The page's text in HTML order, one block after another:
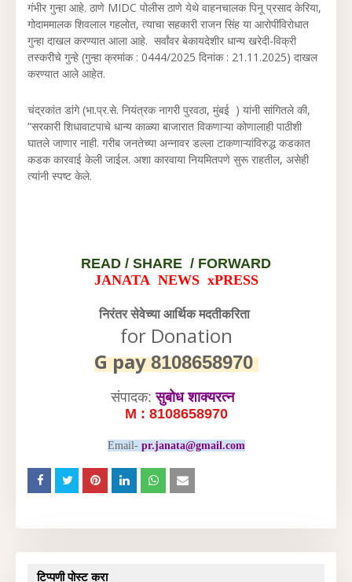
गंभीर गुन्हा आहे. ठाणे MIDC पोलीस ठाणे येथे वाहनचालक पिनू प्रसाद केरिया,
गोदाममालक शिवलाल गहलोत, त्याचा सहकारी राजन सिंह या आरोपींविरोधात
गुन्हा दाखल करण्यात आला आहे. सर्वांवर बेकायदेशीर धान्य खरेदी-विक्री
तस्करीचे गुन्हे (गुन्हा क्रमांक : 0444/2025 दिनांक : 21.11.2025) दाखल
करण्यात आले आहेत.
चंद्रकांत डांगे (भा.प्र.से. नियंत्रक नागरी पुरवठा, मुंबई ) यांनी सांगितले की,
“सरकारी शिधावाटपाचे धान्य काळ्या बाजारात विकणाऱ्या कोणालाही पाठीशी
घातले जाणार नाही. गरीब जनतेच्या अन्नावर डल्ला टाकणाऱ्यांविरुद्ध कडकात
कडक कारवाई केली जाईल. अशा कारवाया नियमितपणे सुरू राहतील, असेही
त्यांनी स्पष्ट केले.
READ / SHARE / FORWARD
JANATA NEWS xPRESS
निरंतर सेवेच्या आर्थिक मदतीकरिता
for Donation
G pay8108658970
संपादक:सुबोध शाक्यरत्न
M : 8108658970
Email- pr.janata@gmail.com
टिप्पणी पोस्ट करा